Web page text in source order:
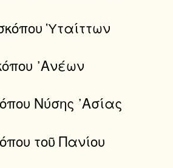
Ὑταίττων
᾿Ανέων
Νύσης ᾿Ασίας
τοῦ Πανίου